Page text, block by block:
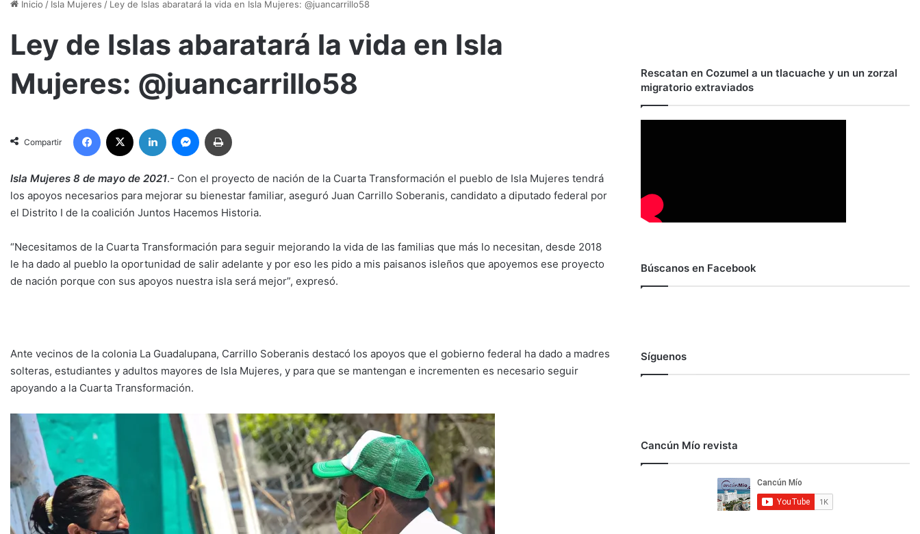
Inicio / Isla Mujeres / Ley de Islas abaratará la vida en Isla Mujeres: @juancarrillo58
Ley de Islas abaratará la vida en Isla
Mujeres: @juancarrillo58
Compartir
Facebook LinkedIn Messenger
Isla Mujeres 8 de mayo de 2021.- Con el proyecto de nación de la Cuarta Transformación el pueblo de Isla Mujeres tendrá
los apoyos necesarios para mejorar su bienestar familiar, aseguró Juan Carrillo Soberanis, candidato a diputado federal por
el Distrito I de la coalición Juntos Hacemos Historia.
“Necesitamos de la Cuarta Transformación para seguir mejorando la vida de las familias que más lo necesitan, desde 2018
le ha dado al pueblo la oportunidad de salir adelante y por eso les pido a mis paisanos isleños que apoyemos ese proyecto
de nación porque con sus apoyos nuestra isla será mejor”, expresó.
Ante vecinos de la colonia La Guadalupana, Carrillo Soberanis destacó los apoyos que el gobierno federal ha dado a madres
solteras, estudiantes y adultos mayores de Isla Mujeres, y para que se mantengan e incrementen es necesario seguir
apoyando a la Cuarta Transformación.
Rescatan en Cozumel a un tlacuache y un un zorzal
migratorio extraviados
Búscanos en Facebook
Síguenos
Cancún Mío revista